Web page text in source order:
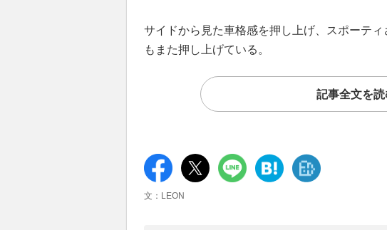
サイドから見た車格感を押し上げ、スポーテ
もまた押し上げている。
記事全文を読
文：LEON